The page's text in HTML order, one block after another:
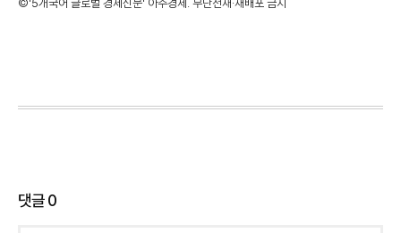
©'5개국어 글로벌 경제신문' 아주경제. 무단전재·재배포 금지
댓글0